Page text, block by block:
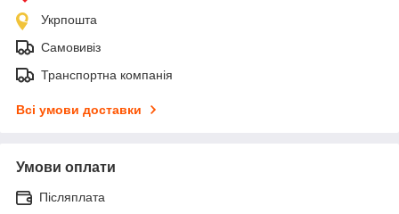
Укрпошта
Самовивіз
Транспортна компанія
Всі умови доставки
Умови оплати
Післяплата